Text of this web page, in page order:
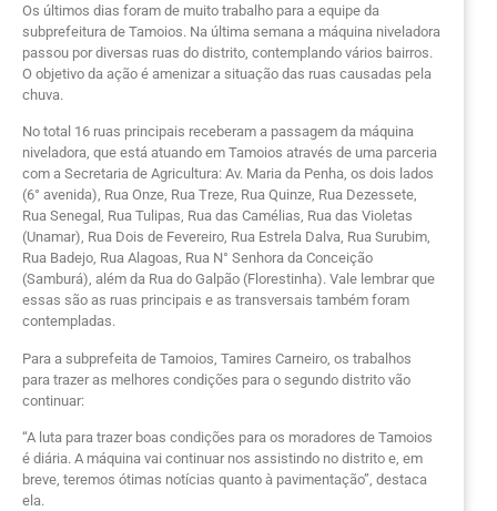
Os últimos dias foram de muito trabalho para a equipe da
subprefeitura de Tamoios. Na última semana a máquina niveladora
passou por diversas ruas do distrito, contemplando vários bairros.
O objetivo da ação é amenizar a situação das ruas causadas pela
chuva.
No total 16 ruas principais receberam a passagem da máquina
niveladora, que está atuando em Tamoios através de uma parceria
com a Secretaria de Agricultura: Av. Maria da Penha, os dois lados
(6° avenida), Rua Onze, Rua Treze, Rua Quinze, Rua Dezessete,
Rua Senegal, Rua Tulipas, Rua das Camélias, Rua das Violetas
(Unamar), Rua Dois de Fevereiro, Rua Estrela Dalva, Rua Surubim,
Rua Badejo, Rua Alagoas, Rua N° Senhora da Conceição
(Samburá), além da Rua do Galpão (Florestinha). Vale lembrar que
essas são as ruas principais e as transversais também foram
contempladas.
Para a subprefeita de Tamoios, Tamires Carneiro, os trabalhos
para trazer as melhores condições para o segundo distrito vão
continuar:
“A luta para trazer boas condições para os moradores de Tamoios
é diária. A máquina vai continuar nos assistindo no distrito e, em
breve, teremos ótimas notícias quanto à pavimentação”, destaca
ela.